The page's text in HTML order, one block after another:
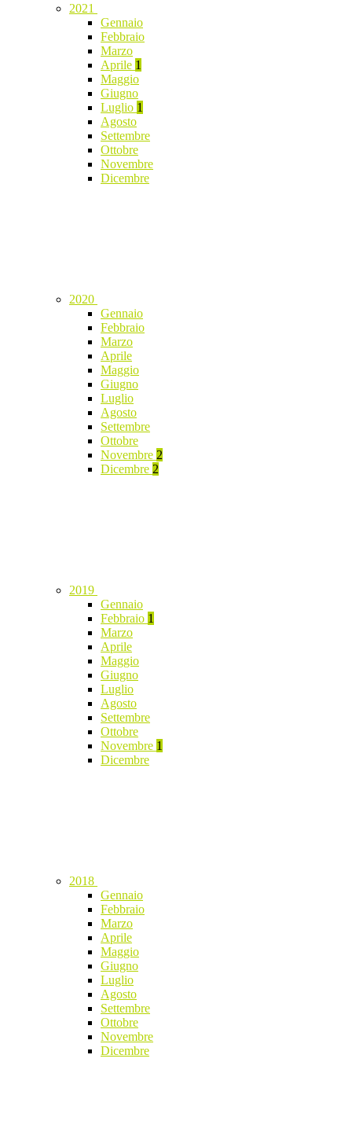
2021
Gennaio
Febbraio
Marzo
Aprile 1
Maggio
Giugno
Luglio 1
Agosto
Settembre
Ottobre
Novembre
Dicembre
2020
Gennaio
Febbraio
Marzo
Aprile
Maggio
Giugno
Luglio
Agosto
Settembre
Ottobre
Novembre 2
Dicembre 2
2019
Gennaio
Febbraio 1
Marzo
Aprile
Maggio
Giugno
Luglio
Agosto
Settembre
Ottobre
Novembre 1
Dicembre
2018
Gennaio
Febbraio
Marzo
Aprile
Maggio
Giugno
Luglio
Agosto
Settembre
Ottobre
Novembre
Dicembre